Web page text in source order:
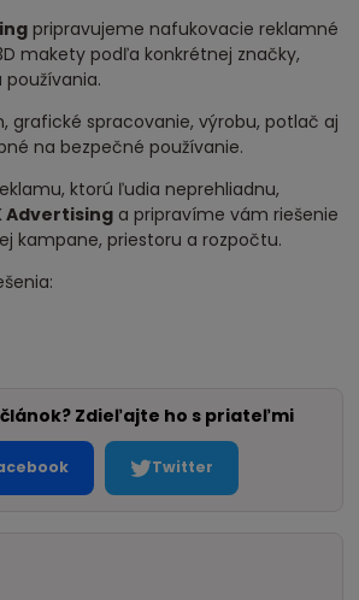
pripravujeme nafukovacie reklamné
makety podľa konkrétnej značky,
grafické spracovanie, výrobu, potlač aj
na bezpečné používanie.
ktorú ľudia neprehliadnu,
Advertising a pripravíme vám riešenie
kampane, priestoru a rozpočtu.
článok? Zdieľajte ho s priateľmi
Twitter